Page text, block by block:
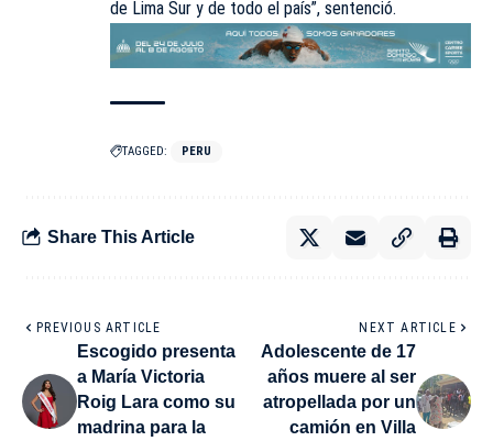
de Lima Sur y de todo el país”, sentenció.
TAGGED: PERU
Share This Article
PREVIOUS ARTICLE
Escogido presenta
a María Victoria
Roig Lara como su
madrina para la
NEXT ARTICLE
Adolescente de 17
años muere al ser
atropellada por un
camión en Villa